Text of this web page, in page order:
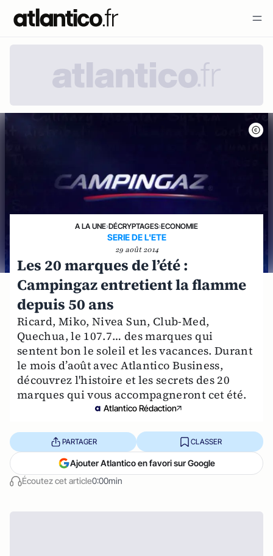
A LA UNE›DÉCRYPTAGES›ECONOMIE
SERIE DE L'ETE
29 août 2014
Les 20 marques de l’été :
Campingaz entretient la flamme
depuis 50 ans
Ricard, Miko, Nivea Sun, Club-Med,
Quechua, le 107.7… des marques qui
sentent bon le soleil et les vacances. Durant
le mois d’août avec Atlantico Business,
découvrez l'histoire et les secrets des 20
marques qui vous accompagneront cet été.
Atlantico Rédaction
Écoutez cet article0:00min
PARTAGER CLASSER
Ajouter Atlantico en favori sur Google